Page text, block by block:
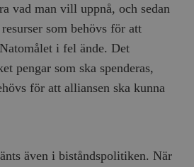
vad man vill uppnå, och sedan
som behövs för att
i fel ände. Det
pengar som ska spenderas,
för att alliansen ska kunna
även i biståndspolitiken. När